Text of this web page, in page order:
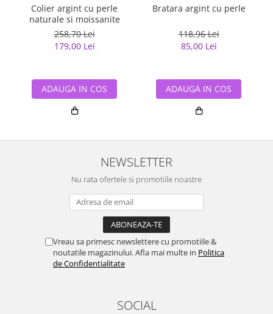
Colier argint cu perle
naturale si moissanite
258,70 Lei
179,00 Lei
ADAUGA IN COS
Bratara argint cu perle
118,96 Lei
85,00 Lei
ADAUGA IN COS
NEWSLETTER
Nu rata ofertele si promotiile noastre
Vreau sa primesc newslettere cu promotiile &
noutatile magazinului. Afla mai multe in Politica
de Confidentialitate
SOCIAL